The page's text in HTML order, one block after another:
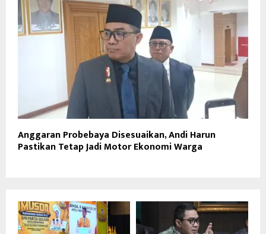
Anggaran Probebaya Disesuaikan, Andi Harun
Pastikan Tetap Jadi Motor Ekonomi Warga